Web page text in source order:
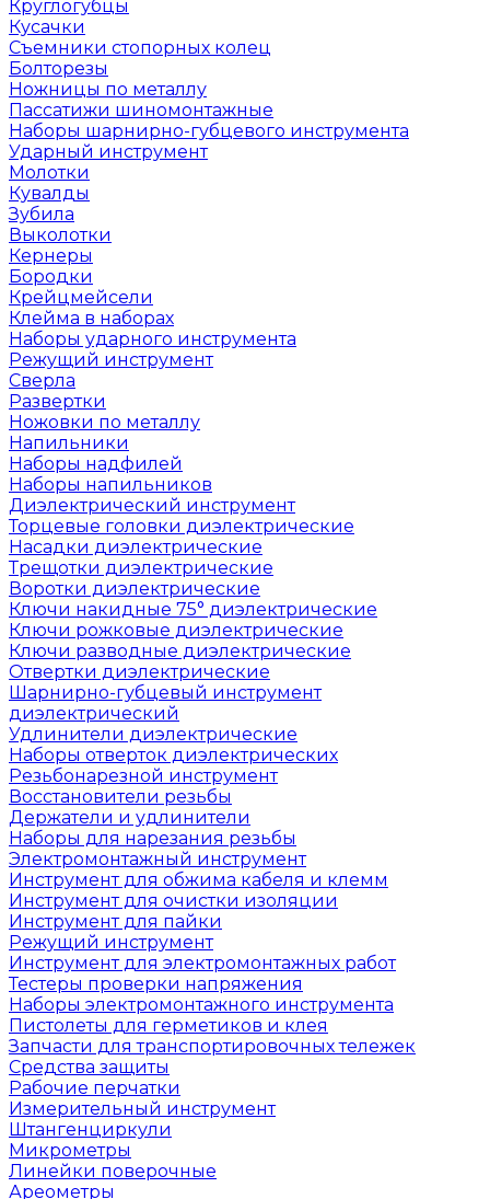
Круглогубцы
Кусачки
Съемники стопорных колец
Болторезы
Ножницы по металлу
Пассатижи шиномонтажные
Наборы шарнирно-губцевого инструмента
Ударный инструмент
Молотки
Кувалды
Зубила
Выколотки
Кернеры
Бородки
Крейцмейсели
Клейма в наборах
Наборы ударного инструмента
Режущий инструмент
Сверла
Развертки
Ножовки по металлу
Напильники
Наборы надфилей
Наборы напильников
Диэлектрический инструмент
Торцевые головки диэлектрические
Насадки диэлектрические
Трещотки диэлектрические
Воротки диэлектрические
Ключи накидные 75° диэлектрические
Ключи рожковые диэлектрические
Ключи разводные диэлектрические
Отвертки диэлектрические
Шарнирно-губцевый инструмент
диэлектрический
Удлинители диэлектрические
Наборы отверток диэлектрических
Резьбонарезной инструмент
Восстановители резьбы
Держатели и удлинители
Наборы для нарезания резьбы
Электромонтажный инструмент
Инструмент для обжима кабеля и клемм
Инструмент для очистки изоляции
Инструмент для пайки
Режущий инструмент
Инструмент для электромонтажных работ
Тестеры проверки напряжения
Наборы электромонтажного инструмента
Пистолеты для герметиков и клея
Запчасти для транспортировочных тележек
Средства защиты
Рабочие перчатки
Измерительный инструмент
Штангенциркули
Микрометры
Линейки поверочные
Ареометры